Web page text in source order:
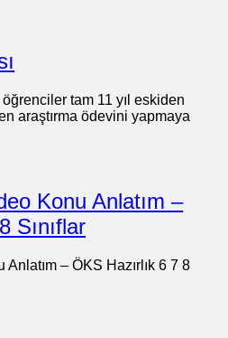
tam 11 yıl eskiden
araştırma ödevini yapmaya
Konu Anlatım –
Sınıflar
– ÖKS Hazırlık 6 7 8